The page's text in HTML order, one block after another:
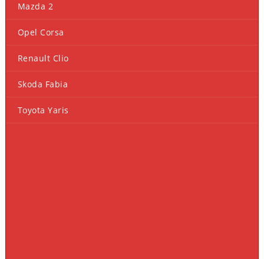
Mazda 2
Opel Corsa
Renault Clio
Skoda Fabia
Toyota Yaris